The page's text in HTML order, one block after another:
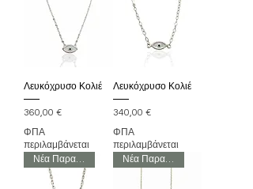
Λευκόχρυσο Κολιέ
Τιμή
360,00 €
ΦΠΑ
περιλαμβάνεται
Λευκόχρυσο Κολιέ
Τιμή
340,00 €
ΦΠΑ
περιλαμβάνεται
Νέα Παραλαβή
Νέα Παραλαβή